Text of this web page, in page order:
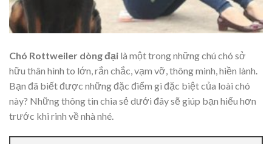
Chó Rottweiler dòng đại là một trong những chú chó sở
hữu thân hình to lớn, rắn chắc, vạm vỡ, thông minh, hiền lành.
Bạn đã biết được những đặc điểm gì đặc biệt của loài chó
này? Những thông tin chia sẻ dưới đây sẽ giúp bạn hiểu hơn
trước khi rinh về nhà nhé.